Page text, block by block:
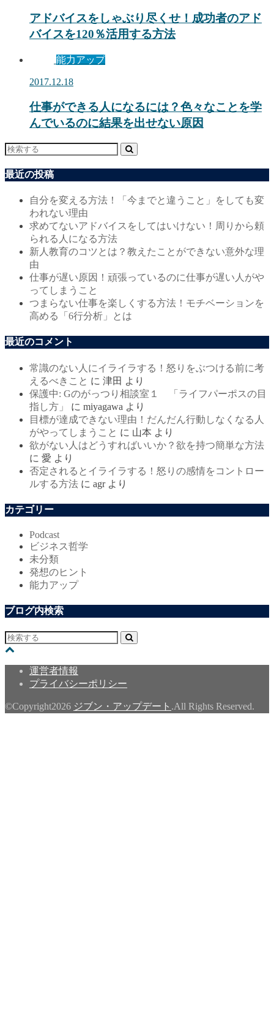
アドバイスをしゃぶり尽くせ！成功者のアド
バイスを120％活用する方法
能力アップ
2017.12.18
仕事ができる人になるには？色々なことを学
んでいるのに結果を出せない原因
最近の投稿
自分を変える方法！「今までと違うこと」をしても変
われない理由
求めてないアドバイスをしてはいけない！周りから頼
られる人になる方法
新人教育のコツとは？教えたことができない意外な理
由
仕事が遅い原因！頑張っているのに仕事が遅い人がや
ってしまうこと
つまらない仕事を楽しくする方法！モチベーションを
高める「6行分析」とは
最近のコメント
常識のない人にイライラする！怒りをぶつける前に考
えるべきこと に 津田 より
保護中: Gのがっつり相談室１ 「ライフパーポスの目
指し方」
に miyagawa より
目標が達成できない理由！だんだん行動しなくなる人
がやってしまうこと に 山本 より
欲がない人はどうすればいいか？欲を持つ簡単な方法
に 愛 より
否定されるとイライラする！怒りの感情をコントロー
ルする方法 に agrより
カテゴリー
Podcast
ビジネス哲学
未分類
発想のヒント
能力アップ
ブログ内検索
運営者情報
プライバシーポリシー
©Copyright2026 ジブン・アップデート .All Rights Reserved.